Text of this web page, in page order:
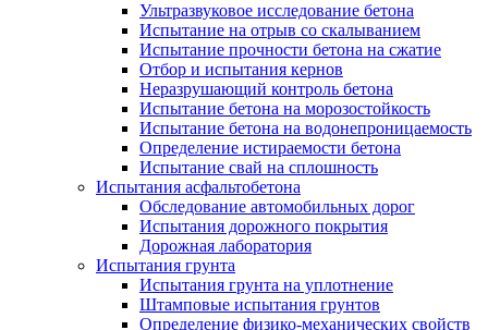
Ультразвуковое исследование бетона
Испытание на отрыв со скалыванием
Испытание прочности бетона на сжатие
Отбор и испытания кернов
Неразрушающий контроль бетона
Испытание бетона на морозостойкость
Испытание бетона на водонепроницаемость
Определение истираемости бетона
Испытание свай на сплошность
Испытания асфальтобетона
Обследование автомобильных дорог
Испытания дорожного покрытия
Дорожная лаборатория
Испытания грунта
Испытания грунта на уплотнение
Штамповые испытания грунтов
Определение физико-механических свойств